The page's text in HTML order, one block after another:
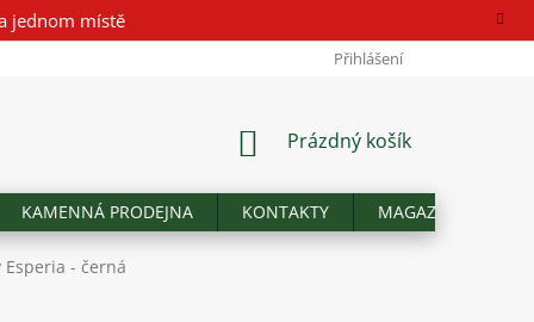
jednom místě
Přihlášení
NÁKUPNÍ
Prázdný košík
KAMENNÁ PRODEJNA KONTAKTY MAGAZÍN
- černá